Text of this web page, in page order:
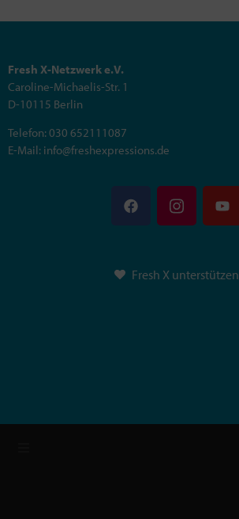
Fresh X-Netzwerk e.V.
Caroline-Michaelis-Str. 1
D-10115 Berlin
Telefon: 030 652111087
E-Mail: info@freshexpressions.de
Fresh X unterstützen